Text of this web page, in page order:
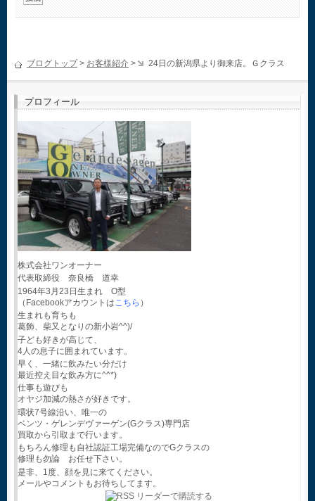
ブログトップ> お客様紹介 > 24日の新潟県より御来店。Ｇクラス
プロフィール
株式会社ワンオーナー
代表取締役 奈良橋 道幸
1964年3月23日生まれ O型
（Facebookアカウントはこちら ）
生まれも育ちも
葛飾、柴又となりの新小岩^^)/
子ども好きが高じて、
4人の息子に囲まれています。
早く、一緒に飲みたい分だけ
最近控え目な飲み方に^^*)
仕事も遊びも
オヤジ加減の熱さが好きです。
環状7号線沿い、唯一の
ベンツ・ゲレンデヴァーゲン(Gクラス)専門店
買取から引取まで行います。
もちろん修理も自社認証工場完備なのでGクラスの
修理も勿論 お任せ下さい。
是非、1度、顔を見に来てください。
メールやコメントもお待ちしてます。